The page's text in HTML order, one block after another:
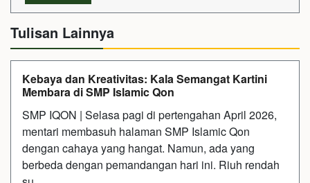
Tulisan Lainnya
Kebaya dan Kreativitas: Kala Semangat Kartini
Membara di SMP Islamic Qon
SMP IQON | Selasa pagi di pertengahan April 2026,
mentari membasuh halaman SMP Islamic Qon
dengan cahaya yang hangat. Namun, ada yang
berbeda dengan pemandangan hari ini. Riuh rendah